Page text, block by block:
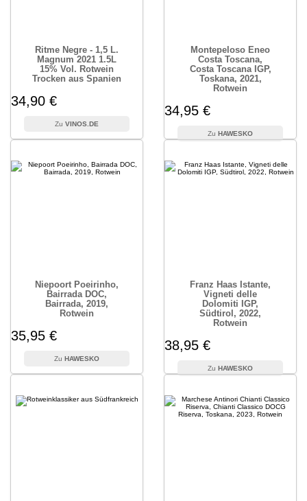
Ritme Negre - 1,5 L.
Magnum 2021 1.5L
15% Vol. Rotwein
Trocken aus Spanien
34,90 €
VINOS.DE
Montepeloso Eneo
Costa Toscana,
Costa Toscana IGP,
Toskana, 2021,
Rotwein
34,95 €
HAWESKO
Niepoort Poeirinho,
Bairrada DOC,
Bairrada, 2019,
Rotwein
35,95 €
HAWESKO
Franz Haas Istante,
Vigneti delle
Dolomiti IGP,
Südtirol, 2022,
Rotwein
38,95 €
HAWESKO